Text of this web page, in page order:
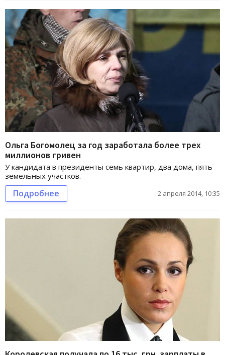
Ольга Богомолец за год заработала более трех
миллионов гривен
У кандидата в президенты семь квартир, два дома, пять
земельных участков.
Подробнее 2 апреля 2014, 10:35